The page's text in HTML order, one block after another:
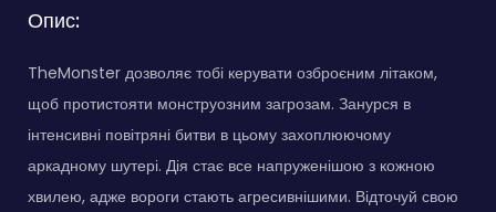
Опис:
TheMonster дозволяє тобі керувати озброєним літаком,
щоб протистояти монструозним загрозам. Занурся в
інтенсивні повітряні битви в цьому захоплюючому
аркадному шутері. Дія стає все напруженішою з кожною
хвилею, адже вороги стають агресивнішими. Відточуй свою